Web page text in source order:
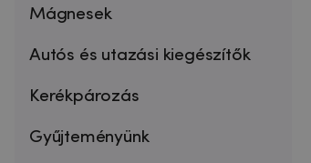
Mágnesek
Autós és utazási kiegészítők
Kerékpározás
Gyűjteményünk